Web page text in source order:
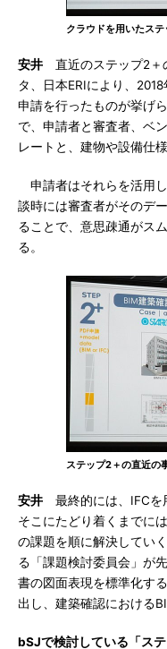
クラウドを用いたス
安井 直近のステップ2＋
タ、日本ERIにより、
申請を行ったものが挙げ
で、申請者と審査者、ベ
レートと、建物や設備仕
申請者はそれらを活用
談時には審査者がそのデ
ることで、意思疎通がス
る。
ステップ2＋の直近の
安井 最終的には、IFCを
そこにたどり着くまでに
の課題を順に解決してい
る「課題検討委員会」が
書の図面表現を標準化す
出し、建築確認における
bSJで検討している「ス